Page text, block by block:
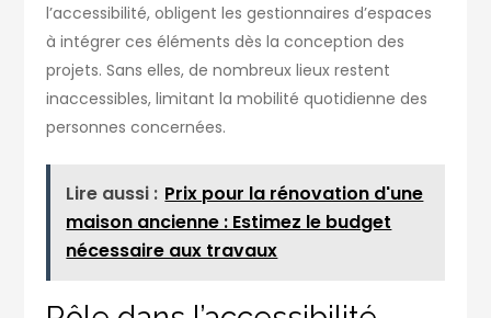
l’accessibilité, obligent les gestionnaires d’espaces
à intégrer ces éléments dès la conception des
projets. Sans elles, de nombreux lieux restent
inaccessibles, limitant la mobilité quotidienne des
personnes concernées.
Lire aussi : Prix pour la rénovation d'une
maison ancienne : Estimez le budget
nécessaire aux travaux